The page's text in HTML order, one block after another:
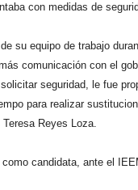
con medidas de
su equipo de trabajo
comunicación con el
seguridad, le fue
para realizar
Reyes Loza.
candidata, ante el